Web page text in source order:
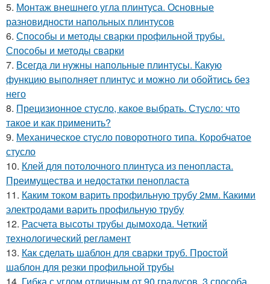
5. Монтаж внешнего угла плинтуса. Основные
разновидности напольных плинтусов
6. Способы и методы сварки профильной трубы.
Способы и методы сварки
7. Всегда ли нужны напольные плинтусы. Какую
функцию выполняет плинтус и можно ли обойтись без
него
8. Прецизионное стусло, какое выбрать. Стусло: что
такое и как применить?
9. Механическое стусло поворотного типа. Коробчатое
стусло
10. Клей для потолочного плинтуса из пенопласта.
Преимущества и недостатки пенопласта
11. Каким током варить профильную трубу 2мм. Какими
электродами варить профильную трубу
12. Расчета высоты трубы дымохода. Четкий
технологический регламент
13. Как сделать шаблон для сварки труб. Простой
шаблон для резки профильной трубы
14. Гибка с углом отличным от 90 градусов. 3 способа,